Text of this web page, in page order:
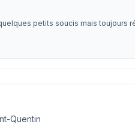
petits soucis mais toujours
Quentin